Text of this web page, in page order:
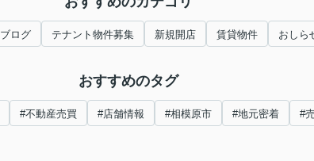
ブログ テナント物件募集 新規開店 賃貸物件 おしら
おすすめのタグ
#不動産売買 #店舗情報 #相模原市 #地元密着 #